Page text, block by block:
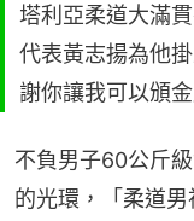
塔利亞柔道大滿
代表黃志揚為他
謝你讓我可以頒
不負男子60公斤
的光環，「柔道